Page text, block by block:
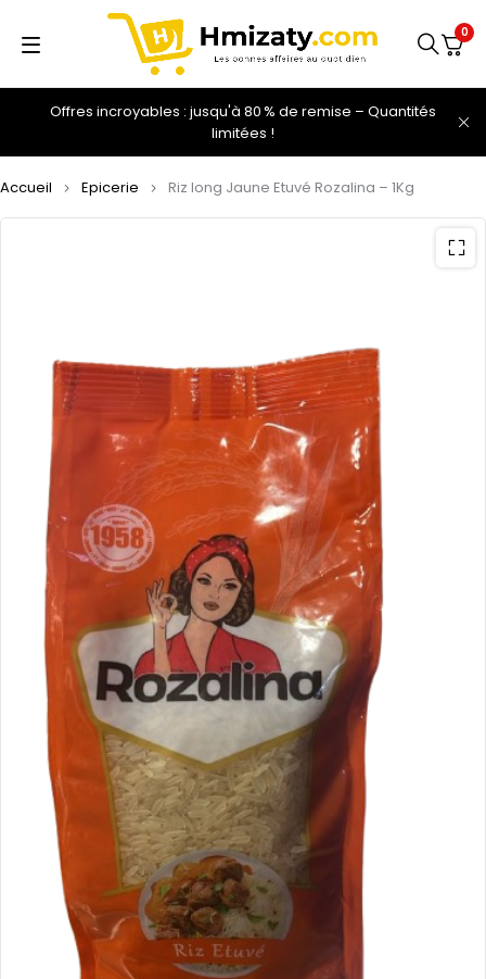
Offres incroyables : jusqu'à 80 % de remise – Quantités
limitées !
0
Accueil Epicerie Riz long Jaune Etuvé Rozalina – 1Kg